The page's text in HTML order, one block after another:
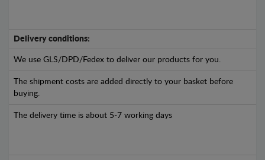
Delivery conditions:
We use GLS/DPD/Fedex to deliver our products for you.
The shipment costs are added directly to your basket before
buying.
The delivery time is about 5-7 working days